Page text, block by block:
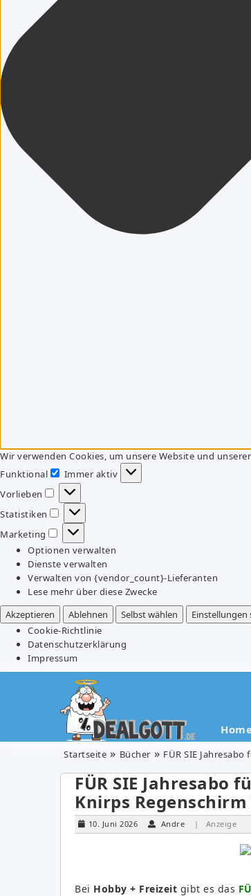
Wir verwenden Cookies, um unsere Website und
Funktional
Funktional
Immer aktiv
Vorlieben
Vorlieben
Statistiken
Statistiken
Marketing
Marketing
Optionen verwalten
Dienste verwalten
Verwalten von {vendor_count}-Lieferanten
Lese mehr über diese Zwecke
Akzeptieren
Ablehnen Selbst wählen Einstellungen
Cookie-Richtlinie
Datenschutzerklärung
Impressum
Startseite Bücher FÜR SIE
FÜR SIE Jahresabo
Knirps
10. Juni 2026 Andre | Anzeige
Bei Hobby + Freizeit gibt es das